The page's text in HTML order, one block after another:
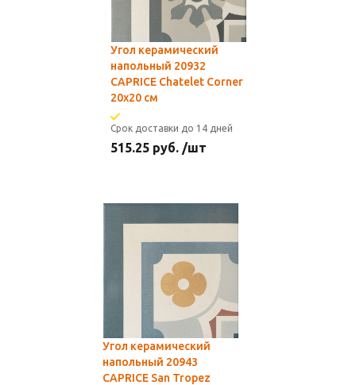
Угол керамический
напольный 20932
CAPRICE Chatelet Corner
20x20 см
Срок доставки до 14 дней
515.25 руб. /шт
Угол керамический
напольный 20943
CAPRICE San Tropez